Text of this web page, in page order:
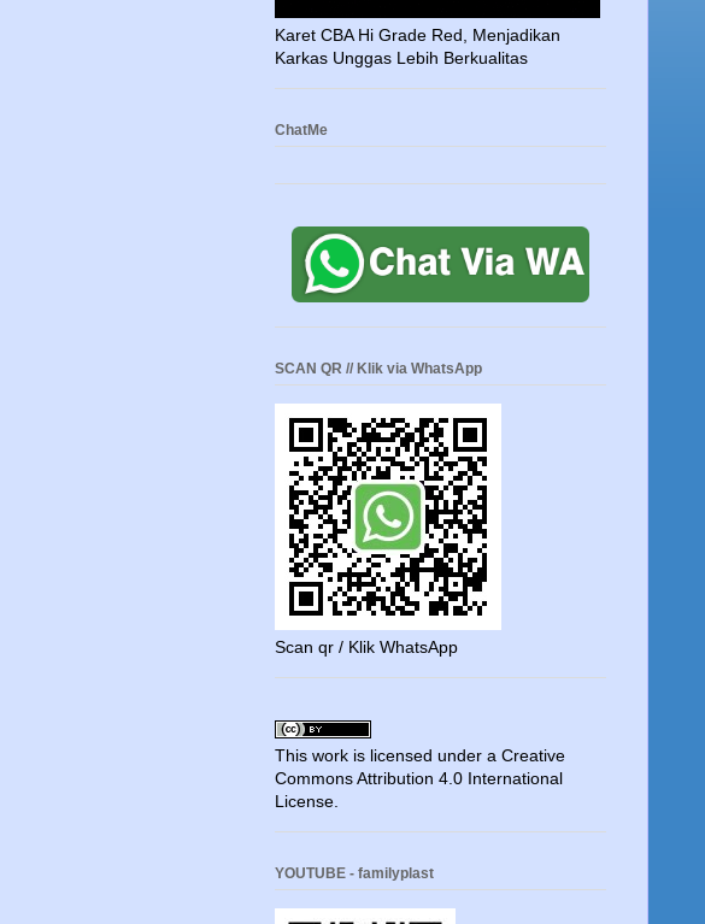
Karet CBA Hi Grade Red, Menjadikan
Karkas Unggas Lebih Berkualitas
ChatMe
SCAN QR // Klik via WhatsApp
Scan qr / Klik WhatsApp
This work is licensed under a Creative
Commons Attribution 4.0 International
License
YOUTUBE - familyplast